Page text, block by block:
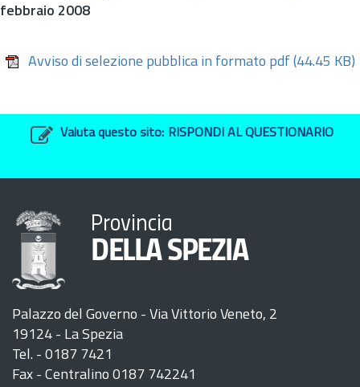
febbraio 2008
Avviso di selezione pubblica in formato pdf (44.45 KB)
Valuta questo sito: RISPONDI AL QUESTIONARIO
Provincia
DELLA SPEZIA
Palazzo del Governo - Via Vittorio Veneto, 2
19124 - La Spezia
Tel. - 0187 7421
Fax - Centralino 0187 742241